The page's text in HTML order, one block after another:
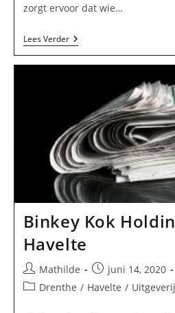
zorgt ervoor dat wie…
Lees VerderDelacroix
Paintings
Binkey Kok
Havelte
Bericht
auteur:
Mathilde
Bericht
gepubliceerd
juni 14, 2020
Berichtcategorie:
Drenthe / Havelte / Uitgeverij